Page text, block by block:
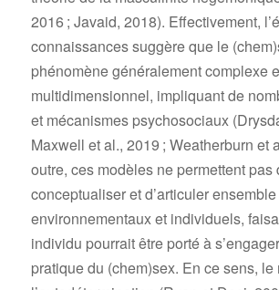
2016 ; Javaid, 2018). Effectivement,
connaissances suggère que le
phénomène généralement complexe
multidimensionnel, impliquant de
et mécanismes psychosociaux
Maxwell et al., 2019 ; Weatherburn et
outre, ces modèles ne permettent pas
conceptualiser et d’articuler
environnementaux et individuels,
individu pourrait être porté à
pratique du (chem)sex. En ce sens, le